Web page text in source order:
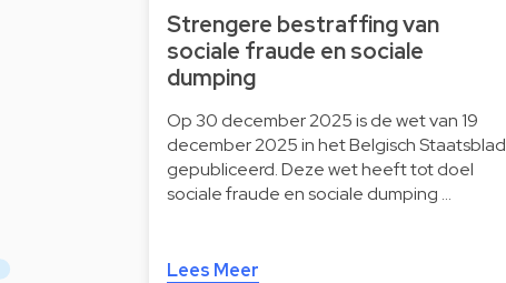
Strengere bestraffing van
sociale fraude en sociale
dumping
Op 30 december 2025 is de wet van 19
december 2025 in het Belgisch Staatsblad
gepubliceerd. Deze wet heeft tot doel
sociale fraude en sociale dumping …
Lees Meer